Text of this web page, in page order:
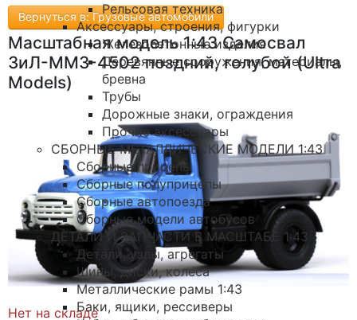
Рельсовая техника
Аксессуары, строения, фигурки
Железобетонные изделия
Деревянные сооружения, материалы,
бревна
Трубы
Дорожные знаки, ограждения
Прочие аксессуары
СБОРНЫЕ МЕТАЛЛИЧЕСКИЕ МОДЕЛИ 1:43
Сборные прицепы
Сборные полуприцепы
Сборные автопоезда
Сборные модели автобусов
ДЕТАЛИ И ЗАПЧАСТИ В МАСШТАБЕ 1:43
Детали, узлы, агрегаты
Шины, диски, колеса
Металлические рамы 1:43
Баки, ящики, рессиверы
Вернуться в: Грузовые автомобили
Масштабная модель 1:43 Самосвал
ЗиЛ-ММЗ-4502 поздний, голубой (Ultra
Models)
Нет на складе